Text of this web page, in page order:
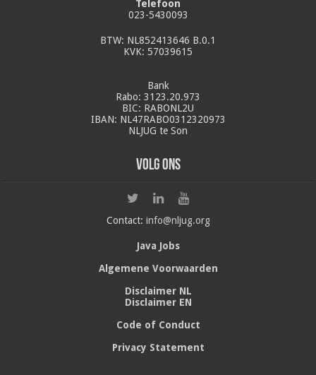
Telefoon
023-5430093
BTW: NL852413646 B.0.1
KVK: 57039615
Bank
Rabo: 3123.20.973
BIC: RABONL2U
IBAN: NL47RABO0312320973
NLJUG te Son
Volg ons
Contact: info@nljug.org
Java Jobs
Algemene Voorwaarden
Disclaimer NL
Disclaimer EN
Code of Conduct
Privacy Statement